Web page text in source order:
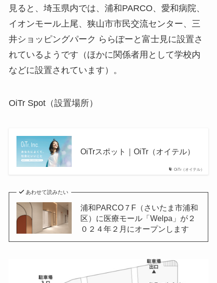
見ると、埼玉県内では、浦和PARCO、愛和病院、
イオンモール上尾、狭山市市民交流センター、三
井ショッピングパーク ららぽーと富士見に設置さ
れているようです（ほかに関係者用として学校内
などに設置されています）。
OiTr Spot（設置場所）
OiTr（オイテル）
OiTrスポット｜OiTr（オイテル）
あわせて読みたい
浦和PARCO７F（さいたま市浦和
区）に医療モール「Welpa」が２
０２４年２月にオープンします